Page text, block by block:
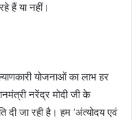
हैं या नहीं।
योजनाओं का लाभ हर
नरेंद्र मोदी जी के
दी जा रही है। हम ‘अंत्योदय एवं